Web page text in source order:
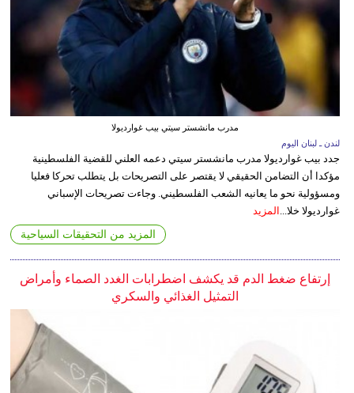
مدرب مانشستر سيتي بيب غوارديولا
لندن ـ لبنان اليوم
جدد بيب غوارديولا مدرب مانشستر سيتي دعمه العلني للقضية الفلسطينية
مؤكدا أن التضامن الحقيقي لا يقتصر على التصريحات بل يتطلب تحركا فعليا
ومسؤولية نحو ما يعانيه الشعب الفلسطيني. وجاءت تصريحات الإسباني
غوارديولا خلا... المزيد
المزيد من التحقيقات السياحية
إرتفاع ضغط الدم قد يكشف اضطرابات الغدد الصماء وأمراض
التمثيل الغذائي والسكري